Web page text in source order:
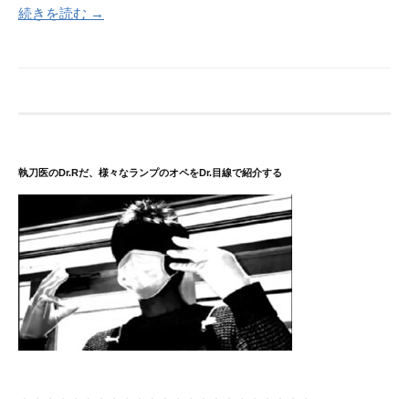
続きを読む →
執刀医のDr.Rだ、様々なランプのオペをDr.目線で紹介する